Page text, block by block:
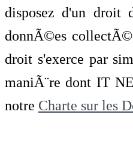
disposez d'un droit
donnÃ©es
droit s'exerce par
maniÃ¨re dont IT
notre Charte sur les